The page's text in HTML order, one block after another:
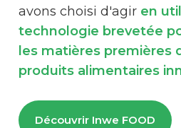
avons choisi d'agir en
technologie brevetée
les matières premières
produits alimentaires
Découvrir Inwe FOOD